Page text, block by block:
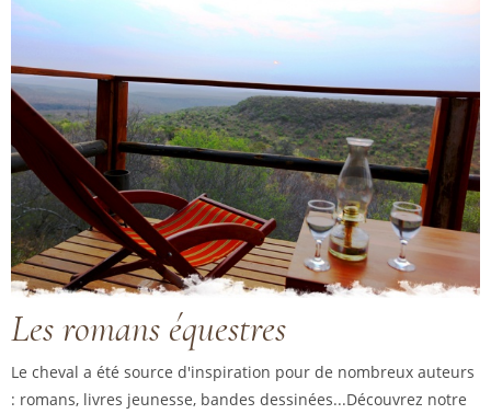
Les romans équestres
Le cheval a été source d'inspiration pour de nombreux auteurs
: romans, livres jeunesse, bandes dessinées...Découvrez notre